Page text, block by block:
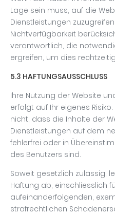
Lage sein muss, auf die
Dienstleistungen
Nichtverfügbarkeit
verantwortlich, die
ergreifen, um dies
5.3 HAFTUNGSAUSSCHLUSS
Ihre Nutzung der Website
erfolgt auf Ihr eigenes
nicht, dass die Inhalte der
Dienstleistungen auf dem
fehlerfrei oder in
des Benutzers sind.
Soweit gesetzlich zulässig,
Haftung ab, einschliesslich
aufeinanderfolgenden,
strafrechtlichen